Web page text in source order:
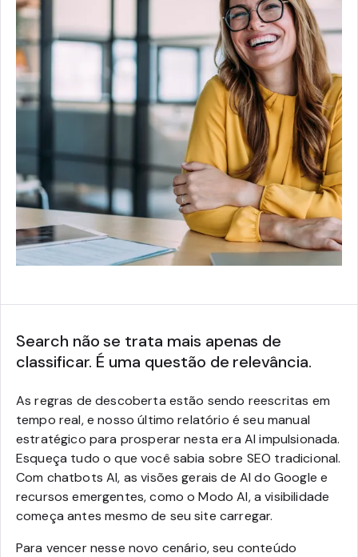
Search não se trata mais apenas de
classificar. É uma questão de relevância.
As regras de descoberta estão sendo reescritas em
tempo real, e nosso último relatório é seu manual
estratégico para prosperar nesta era AI impulsionada.
Esqueça tudo o que você sabia sobre SEO tradicional.
Com chatbots AI, as visões gerais de AI do Google e
recursos emergentes, como o Modo AI, a visibilidade
começa antes mesmo de seu site carregar.
Para vencer nesse novo cenário, seu conteúdo